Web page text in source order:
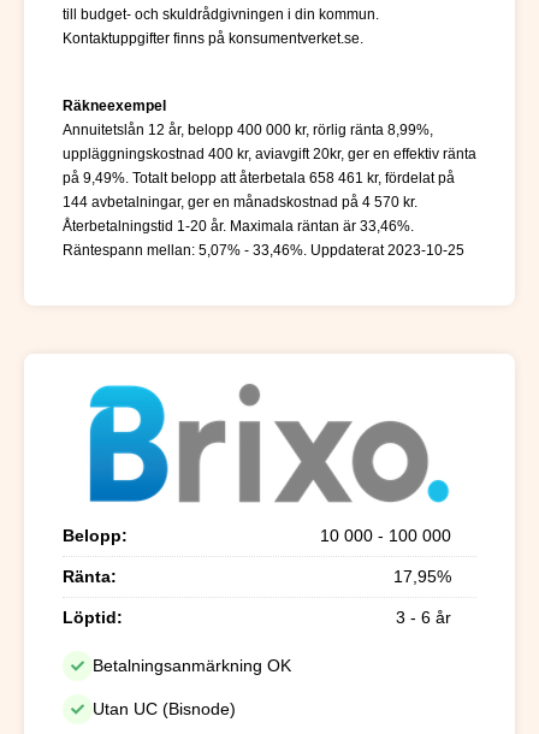
till budget- och skuldrådgivningen i din kommun.
Kontaktuppgifter finns på konsumentverket.se.
Räkneexempel
Annuitetslån 12 år, belopp 400 000 kr, rörlig ränta 8,99%,
uppläggningskostnad 400 kr, aviavgift 20kr, ger en effektiv ränta
på 9,49%. Totalt belopp att återbetala 658 461 kr, fördelat på
144 avbetalningar, ger en månadskostnad på 4 570 kr.
Återbetalningstid 1-20 år. Maximala räntan är 33,46%.
Räntespann mellan: 5,07% - 33,46%. Uppdaterat 2023-10-25
Belopp: 10 000 - 100 000
Ränta: 17,95%
Löptid: 3 - 6 år
Betalningsanmärkning OK
Utan UC (Bisnode)